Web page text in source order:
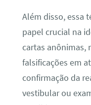
Além disso, essa
papel crucial na
cartas anônimas,
falsificações em
confirmação da
vestibular ou